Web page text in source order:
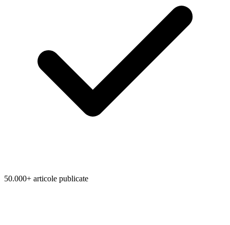
50.000+ articole publicate